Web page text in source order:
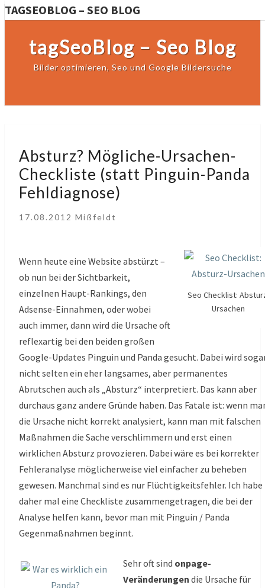
TAGSEOBLOG – SEO BLOG
tagSeoBlog – Seo Blog
Bilder optimieren, Seo und Google Bildersuche
Mögliche-
Ursachen-
Checkliste
Pinguin-
Absturz? Mögliche-Ursachen-
Checkliste (statt Pinguin-Panda
Fehldiagnose)
17.08.2012 Mißfeldt
Seo Checklist:
Ursachen
Wenn heute eine Website abstürzt –
ob nun bei der Sichtbarkeit,
einzelnen Haupt-Rankings, den
Adsense-Einnahmen, oder wobei
auch immer, dann wird die Ursache oft
reflexartig bei den beiden großen
Google-Updates Pinguin und Panda gesucht. Dabei wird
nicht selten ein eher langsames, aber permanentes
Abrutschen auch als „Absturz“ interpretiert. Das kann aber
durchaus ganz andere Gründe haben. Das Fatale ist: wenn
die Ursache nicht korrekt analysiert, kann man mit falschen
Maßnahmen die Sache verschlimmern und erst einen
wirklichen Absturz provozieren. Dabei wäre es bei korrekter
Fehleranalyse möglicherweise viel einfacher zu beheben
gewesen. Manchmal sind es nur Flüchtigkeitsfehler. Ich habe
daher mal eine Checkliste zusammengetragen, die bei der
Analyse helfen kann, bevor man mit Pinguin / Panda
Gegenmaßnahmen beginnt.
Sehr oft sind onpage-
Veränderungen die Ursache für